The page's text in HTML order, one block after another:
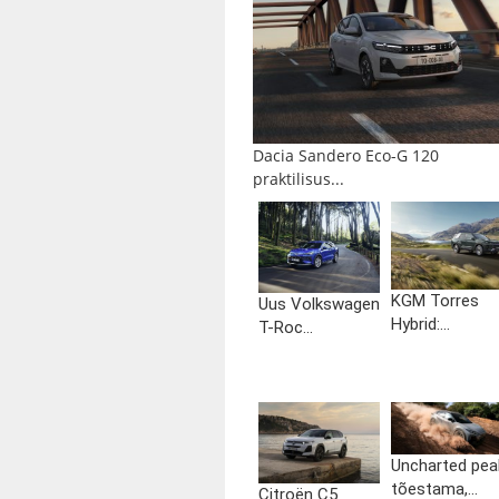
Dacia Sandero Eco-G 120
praktilisus...
Uus Volkswagen
T-Roc...
KGM Torres
Hybrid:...
Citroën C5
Uncharted
tõestama,...